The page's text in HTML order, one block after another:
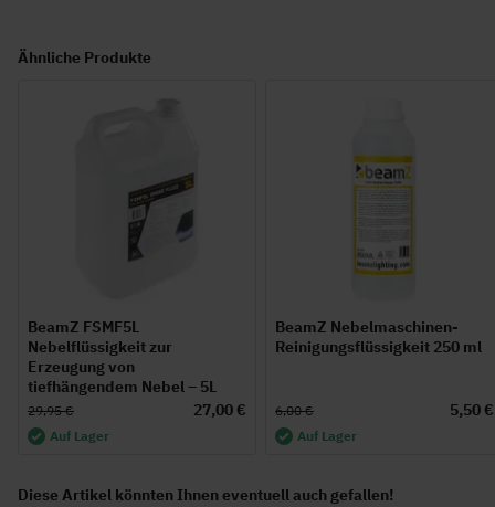
Ähnliche Produkte
BeamZ FSMF5L
Nebelflüssigkeit zur
Erzeugung von
tiefhängendem Nebel – 5L
27,00 €
29,95 €
Auf Lager
BeamZ Nebelmaschinen-
Reinigungsflüssigkeit 250 ml
5,50 €
6,00 €
Auf Lager
Diese Artikel könnten Ihnen eventuell auch gefallen!